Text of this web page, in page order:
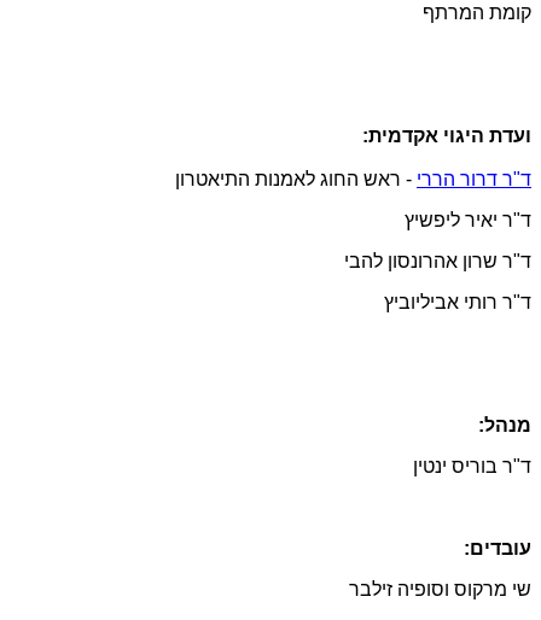
קומת המרתף
ועדת היגוי אקדמית:
ד"ר דרור הררי - ראש החוג לאמנות התיאטרון
ד"ר יאיר ליפשיץ
ד"ר שרון אהרונסון להבי
ד"ר רותי אביליוביץ
מנהל:
ד"ר בוריס ינטין
עובדים:
שי מרקוס וסופיה זילבר